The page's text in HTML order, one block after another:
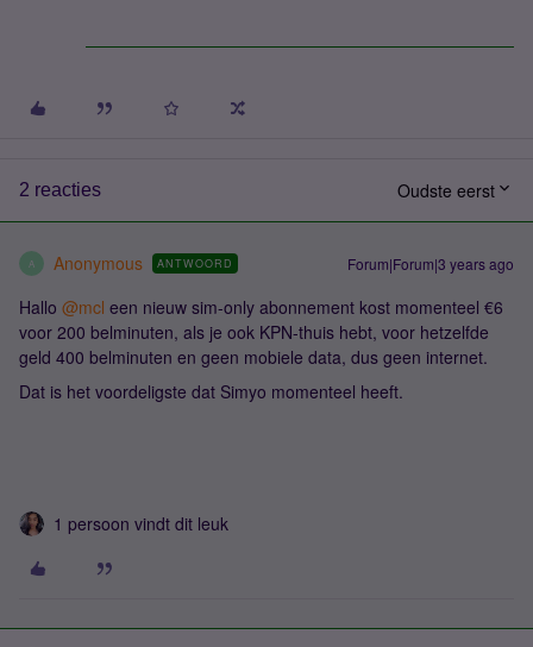
2 reacties Oudste eerst
A Anonymous ANTWOORD Forum|Forum|3 years ago
Hallo @mcl een nieuw sim-only abonnement kost momenteel €6
voor 200 belminuten, als je ook KPN-thuis hebt, voor hetzelfde
geld 400 belminuten en geen mobiele data, dus geen internet.
Dat is het voordeligste dat Simyo momenteel heeft.
1 persoon vindt dit leuk